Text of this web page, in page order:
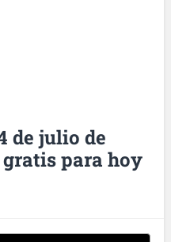
de julio de
gratis para hoy